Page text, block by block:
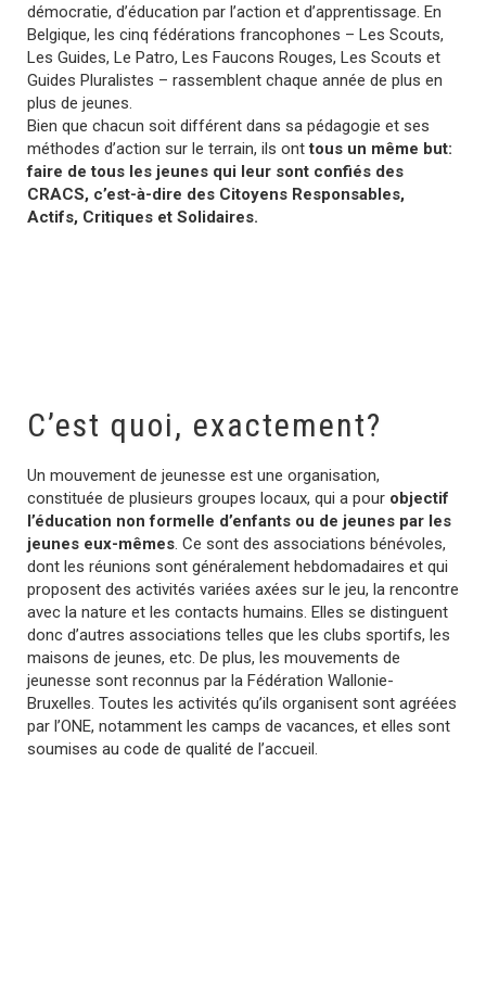
démocratie, d’éducation par l’action et d’apprentissage. En
Belgique, les cinq fédérations francophones – Les Scouts,
Les Guides, Le Patro, Les Faucons Rouges, Les Scouts et
Guides Pluralistes – rassemblent chaque année de plus en
plus de jeunes.
Bien que chacun soit différent dans sa pédagogie et ses
méthodes d’action sur le terrain, ils onttous un même but:
faire de tous les jeunes qui leur sont confiés des
CRACS, c’est-à-dire des Citoyens Responsables,
Actifs, Critiques et Solidaires.
C’est quoi, exactement?
Un mouvement de jeunesse est une organisation,
constituée de plusieurs groupes locaux, qui a pour objectif
l’éducation non formelle d’enfants ou de jeunes par les
jeunes eux-mêmes. Ce sont des associations bénévoles,
dont les réunions sont généralement hebdomadaires et qui
proposent des activités variées axées sur le jeu, la rencontre
avec la nature et les contacts humains. Elles se distinguent
donc d’autres associations telles que les clubs sportifs, les
maisons de jeunes, etc. De plus, les mouvements de
jeunesse sont reconnus par la Fédération Wallonie-
Bruxelles. Toutes les activités qu’ils organisent sont agréées
par l’ONE, notamment les camps de vacances, et elles sont
soumises au code de qualité de l’accueil.